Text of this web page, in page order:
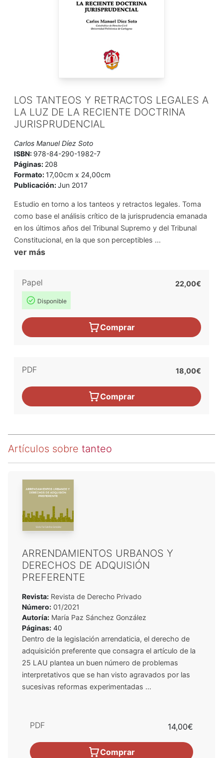
LOS TANTEOS Y RETRACTOS LEGALES A
LA LUZ DE LA RECIENTE DOCTRINA
JURISPRUDENCIAL
Carlos Manuel Díez Soto
ISBN: 978-84-290-1982-7
Páginas: 208
Formato:17,00cm x 24,00cm
Publicación:Jun 2017
Estudio en torno a los tanteos y retractos legales. Toma
como base el análisis crítico de la jurisprudencia emanada
en los últimos años del Tribunal Supremo y del Tribunal
Constitucional, en la que son perceptibles ...
ver más
Papel
Disponible
22,00€
Comprar
PDF 18,00€
Comprar
Artículos sobre tanteo
ARRENDAMIENTOS URBANOS Y
DERECHOS DE ADQUISIÓN
PREFERENTE
Revista: Revista de Derecho Privado
Número: 01/2021
Autoría: María Paz Sánchez González
Páginas: 40
Dentro de la legislación arrendaticia, el derecho de
adquisición preferente que consagra el artículo de la
25 LAU plantea un buen número de problemas
interpretativos que se han visto agravados por las
sucesivas reformas experimentadas ...
PDF 14,00€
Comprar